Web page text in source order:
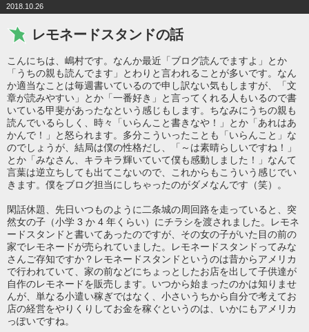
2018.10.26
レモネードスタンドの話
こんにちは、嶋村です。なんか最近「ブログ読んでますよ」とか
「うちの親も読んでます」とわりと言われることが多いです。なん
か適当なことは毎週書いているので申し訳ない気もしますが、「文
章が読みやすい」とか「一番好き」と言ってくれる人もいるので書
いている甲斐があったなという感じもします。ちなみにうちの親も
読んでいるらしく、時々「いらんこと書きなや！」とか「あれはあ
かんで！」と怒られます。多分こういったことも「いらんこと」な
のでしょうが、結局は僕の性格だし、「～は素晴らしいですね！」
とか「みなさん、キラキラ輝いていて僕も感動しました！」なんて
言葉は逆立ちしても出てこないので、これからもこういう感じでい
きます。僕をブログ担当にしちゃったのがダメなんです（笑）。
閑話休題、先日いつものように二条城の周回路を走っていると、突
然女の子（小学 3 か 4 年くらい）にチラシを渡されました。レモネ
ードスタンドと書いてあったのですが、その女の子がいた目の前の
家でレモネードが売られていました。レモネードスタンドってみな
さんご存知ですか？レモネードスタンドというのは昔からアメリカ
で行われていて、家の前などにちょっとしたお店を出して子供達が
自作のレモネードを販売します。いつから始まったのかは知りませ
んが、単なる小遣い稼ぎではなく、小さいうちから自分で考えてお
店の経営をやりくりしてお金を稼ぐというのは、いかにもアメリカ
っぽいですね。